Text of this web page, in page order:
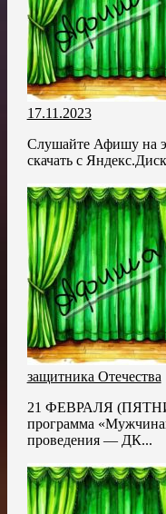
17.11.2023
Слушайте Афишу на
скачать с
защитника Отечества
21 ФЕВРАЛЯ
программа
проведения — ДК...